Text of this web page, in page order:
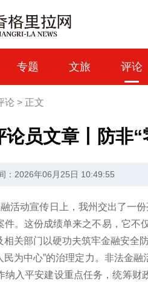
专题 文旅 评论
论 > 正文
论员文章丨防非
：2026年06月25日 10:49:55
融活动宣传日上，我州交出了一
件。这份成绩单来之不易，它不
关部门以硬功夫筑牢金融安全
民为中心”的治理定力。非法金
纳入平安建设重点任务，统筹